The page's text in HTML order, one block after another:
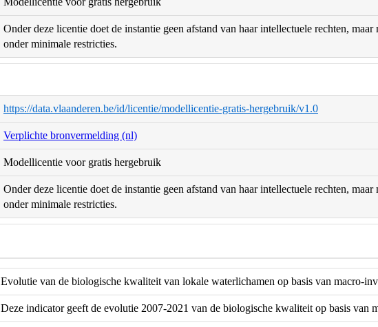
Onder deze licentie doet de instantie geen afstand van haar intellectuele rechten,
onder minimale restricties.
https://data.vlaanderen.be/id/licentie/modellicentie-gratis-hergebruik/v1.0
Verplichte bronvermelding (nl)
Modellicentie voor gratis hergebruik
Onder deze licentie doet de instantie geen afstand van haar intellectuele rechten,
onder minimale restricties.
Evolutie van de biologische kwaliteit van lokale waterlichamen op basis van macro-
Deze indicator geeft de evolutie 2007-2021 van de biologische kwaliteit op basis van